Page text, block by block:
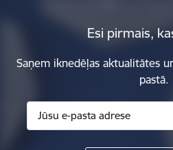
Esi pirmais,
Saņem iknedēļas aktualitātes
pastā.